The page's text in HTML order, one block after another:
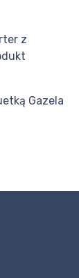
z
Gazela